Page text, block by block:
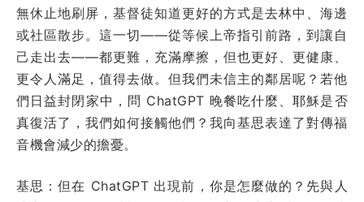
無休止地刷屏，基督徒知道更好的方式是去林中、海邊
或社區散步。這一切——從等候上帝指引前路，到讓自
己走出去——都更難，充滿摩擦，但也更好、更健康、
更令人滿足，值得去做。但我們未信主的鄰居呢？若他
們日益封閉家中，問 ChatGPT 晚餐吃什麼、耶穌是否
真復活了，我們如何接觸他們？我向基思表達了對傳福
音機會減少的擔憂。
基思：但在 ChatGPT 出現前，你是怎麼做的？先與人